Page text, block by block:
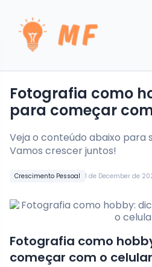
Crescimento Pessoal 1 de December de
Fotografia como
para começar
Veja o conteúdo abaixo para
Vamos crescer juntos!
Fotografia como
começar com o celular